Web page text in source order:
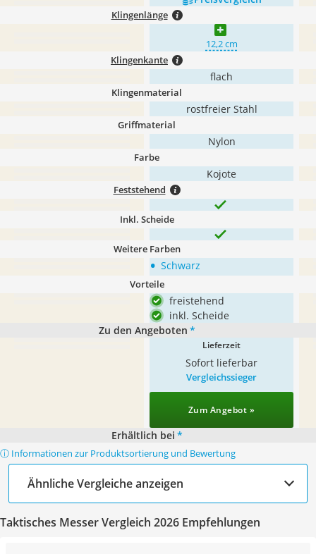
Klingenlänge
12,2 cm
Klingenkante
flach
Klingenmaterial
rostfreier Stahl
Griffmaterial
Nylon
Farbe
Kojote
Feststehend
Inkl. Scheide
Weitere Farben
• Schwarz
Vorteile
freistehend
inkl. Scheide
Zu den Angeboten *
Lieferzeit
Sofort lieferbar
Vergleichssieger
Zum Angebot »
Erhältlich bei *
ⓘ Informationen zur Produktsortierung und Bewertung
Ähnliche Vergleiche anzeigen
Taktisches Messer Vergleich 2026 Empfehlungen